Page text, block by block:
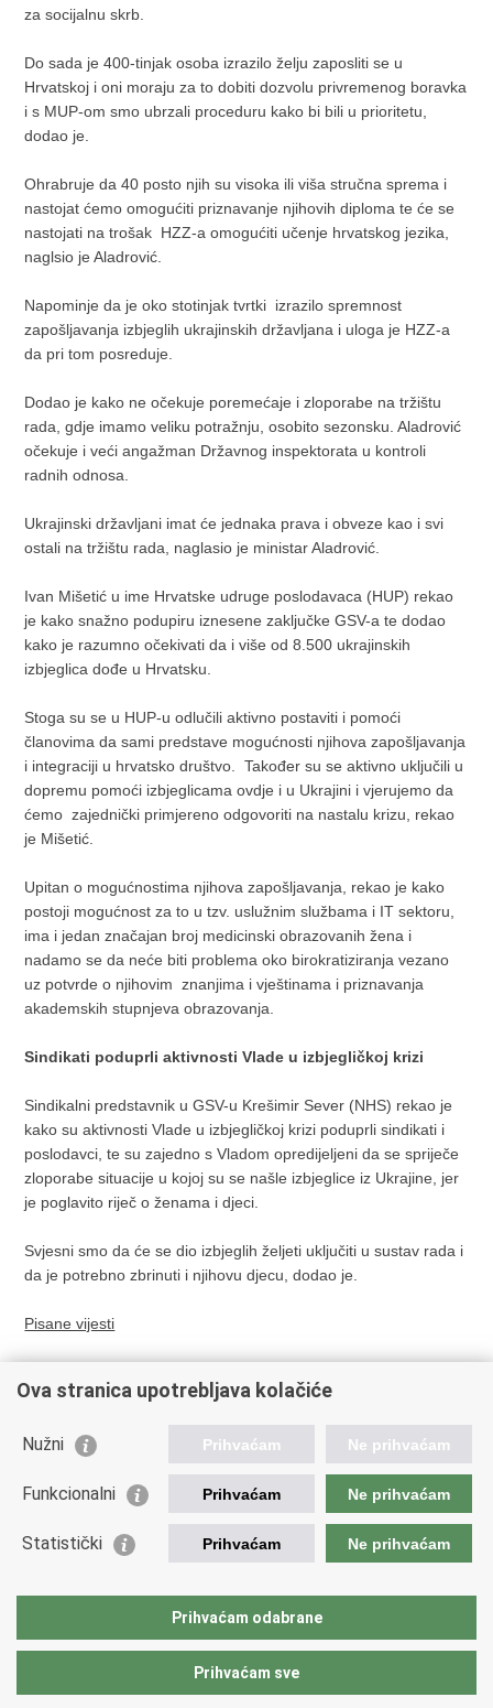
za socijalnu skrb.
Do sada je 400-tinjak osoba izrazilo želju zaposliti se u
Hrvatskoj i oni moraju za to dobiti dozvolu privremenog boravka
i s MUP-om smo ubrzali proceduru kako bi bili u prioritetu,
dodao je.
Ohrabruje da 40 posto njih su visoka ili viša stručna sprema i
nastojat ćemo omogućiti priznavanje njihovih diploma te će se
nastojati na trošak HZZ-a omogućiti učenje hrvatskog jezika,
naglsio je Aladrović.
Napominje da je oko stotinjak tvrtki izrazilo spremnost
zapošljavanja izbjeglih ukrajinskih državljana i uloga je HZZ-a
da pri tom posreduje.
Dodao je kako ne očekuje poremećaje i zloporabe na tržištu
rada, gdje imamo veliku potražnju, osobito sezonsku. Aladrović
očekuje i veći angažman Državnog inspektorata u kontroli
radnih odnosa.
Ukrajinski državljani imat će jednaka prava i obveze kao i svi
ostali na tržištu rada, naglasio je ministar Aladrović.
Ivan Mišetić u ime Hrvatske udruge poslodavaca (HUP) rekao
je kako snažno podupiru iznesene zaključke GSV-a te dodao
kako je razumno očekivati da i više od 8.500 ukrajinskih
izbjeglica dođe u Hrvatsku.
Stoga su se u HUP-u odlučili aktivno postaviti i pomoći
članovima da sami predstave mogućnosti njihova zapošljavanja
i integraciji u hrvatsko društvo. Također su se aktivno uključili u
dopremu pomoći izbjeglicama ovdje i u Ukrajini i vjerujemo da
ćemo zajednički primjereno odgovoriti na nastalu krizu, rekao
je Mišetić.
Upitan o mogućnostima njihova zapošljavanja, rekao je kako
postoji mogućnost za to u tzv. uslužnim službama i IT sektoru,
ima i jedan značajan broj medicinski obrazovanih žena i
nadamo se da neće biti problema oko birokratiziranja vezano
uz potvrde o njihovim znanjima i vještinama i priznavanja
akademskih stupnjeva obrazovanja.
Sindikati poduprli aktivnosti Vlade u izbjegličkoj krizi
Sindikalni predstavnik u GSV-u Krešimir Sever (NHS) rekao je
kako su aktivnosti Vlade u izbjegličkoj krizi poduprli sindikati i
poslodavci, te su zajedno s Vladom opredijeljeni da se spriječe
zloporabe situacije u kojoj su se našle izbjeglice iz Ukrajine, jer
je poglavito riječ o ženama i djeci.
Svjesni smo da će se dio izbjeglih željeti uključiti u sustav rada i
da je potrebno zbrinuti i njihovu djecu, dodao je.
Pisane vijesti
Prethodna
pomoći Ukrajini
posjetu prihvatnom i
kolektivnom smještaju za
raseljene osobe iz Ukrajine
stranicuna
na
Twitteru
Copyright © 2026 Hrvatska za Ukrajinu.Uvjeti korištenja.Izjava o
Ova stranica upotrebljava kolačiće
Nužni Prihvaćam Ne prihvaćam
Funkcionalni Prihvaćam Ne prihvaćam
Statistički Prihvaćam Ne prihvaćam
Prihvaćam odabrane
Prihvaćam sve